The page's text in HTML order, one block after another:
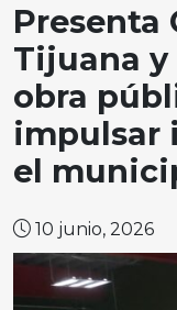
Presenta
Tijuana y
obra
impulsar
el
10 junio, 2026